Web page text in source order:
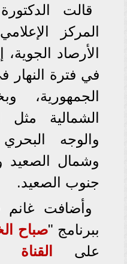
قالت
المركز
الأرصاد
في فترة
الجمهورية،
الشمالية مثل
والوجه
وشمال الصعيد
جنوب الصعيد.
وأضافت غانم
ببرنامج "صباح
على
القناة